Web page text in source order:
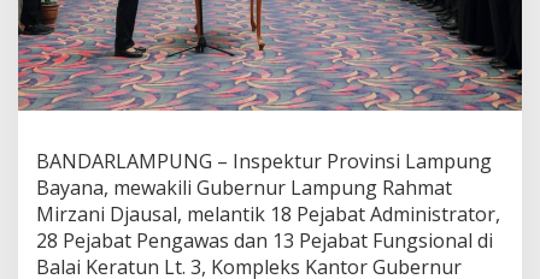
i
L
i
n
g
n
g
a
n
P
e
BANDARLAMPUNG – Inspektur Provinsi Lampung
Bayana, mewakili Gubernur Lampung Rahmat
Mirzani Djausal, melantik 18 Pejabat Administrator,
28 Pejabat Pengawas dan 13 Pejabat Fungsional di
Balai Keratun Lt. 3, Kompleks Kantor Gubernur